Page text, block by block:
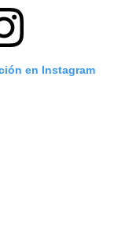
en Instagram